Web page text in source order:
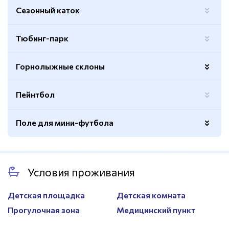
Сезонный каток
Тюбинг-парк
Горнолыжные склоны
Длина
850м.
Пейнтбол
Поле для мини-футбола
Условия проживания
Детская площадка
Детская комната
Прогулочная зона
Медицинский пункт